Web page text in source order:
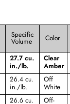
Specific
Volume Color
27.7 cu.
in./lb.
Clear
Amber
26.4 cu.
in./lb.
Off
White
26.6 cu.
Off-